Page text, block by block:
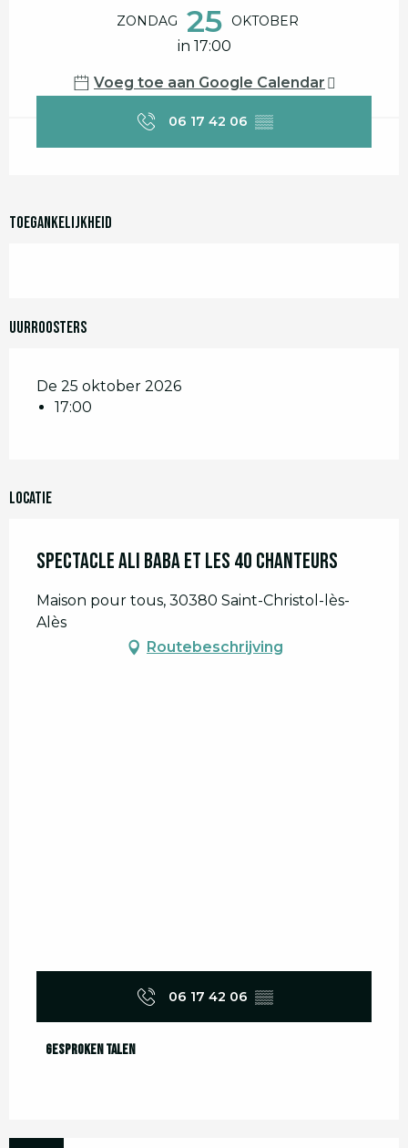
ZONDAG 25 OKTOBER
in 17:00
Voeg toe aan Google Calendar
06 17 42 06 ▒▒
Toegankelijkheid
Uurroosters
De 25 oktober 2026
17:00
Locatie
Spectacle Ali Baba et les 40 chanteurs
Maison pour tous, 30380 Saint-Christol-lès-
Alès
Routebeschrijving
06 17 42 06 ▒▒
Gesproken talen
Gesproken talen